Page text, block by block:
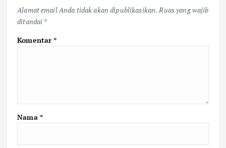
Alamat email Anda tidak akan dipublikasikan. Ruas yang wajib
ditandai *
Komentar*
Nama *